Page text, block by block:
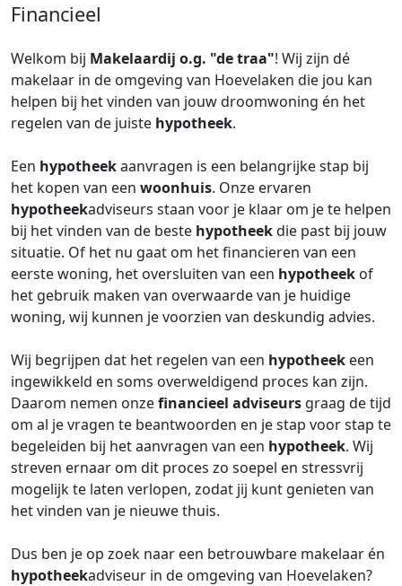
Financieel
Welkom bij Makelaardij o.g. "de traa"! Wij zijn dé
makelaar in de omgeving van Hoevelaken die jou kan
helpen bij het vinden van jouw droomwoning én het
regelen van de juiste hypotheek.
Een hypotheekaanvragen is een belangrijke stap bij
het kopen van een woonhuis. Onze ervaren
hypotheekadviseurs staan voor je klaar om je te helpen
bij het vinden van de beste hypotheekdie past bij jouw
situatie. Of het nu gaat om het financieren van een
eerste woning, het oversluiten van een hypotheek of
het gebruik maken van overwaarde van je huidige
woning, wij kunnen je voorzien van deskundig advies.
Wij begrijpen dat het regelen van een hypotheek een
ingewikkeld en soms overweldigend proces kan zijn.
Daarom nemen onzefinancieel adviseurs graag de tijd
om al je vragen te beantwoorden en je stap voor stap te
begeleiden bij het aanvragen van een hypotheek. Wij
streven ernaar om dit proces zo soepel en stressvrij
mogelijk te laten verlopen, zodat jij kunt genieten van
het vinden van je nieuwe thuis.
Dus ben je op zoek naar een betrouwbare makelaar én
hypotheekadviseur in de omgeving van Hoevelaken?